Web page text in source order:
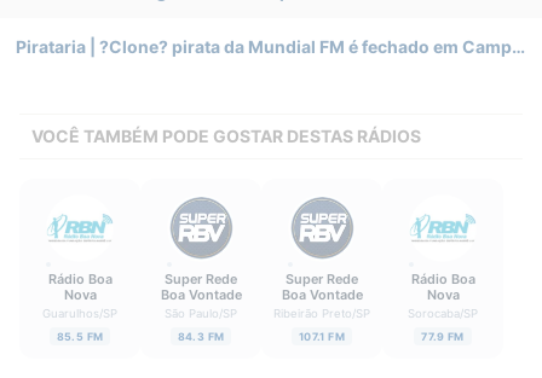
Pirataria | ?Clone? pirata da Mundial FM é fechado em Campinas
VOCÊ TAMBÉM PODE GOSTAR DESTAS RÁDIOS
Rádio Boa
Nova
Guarulhos/SP
85.5 FM
Super Rede
Boa Vontade
São Paulo/SP
84.3 FM
Super Rede
Boa Vontade
Ribeirão Preto/SP
107.1 FM
Rádio Boa
Nova
Sorocaba/SP
77.9 FM